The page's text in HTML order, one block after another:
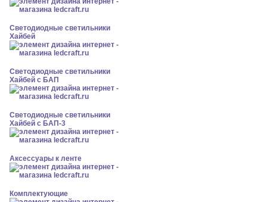
Светодиодные светильники
Хайбей
Светодиодные светильники
Хайбей с БАП
Светодиодные светильники
Хайбей с БАП-3
Аксессуары к ленте
Комплектующие